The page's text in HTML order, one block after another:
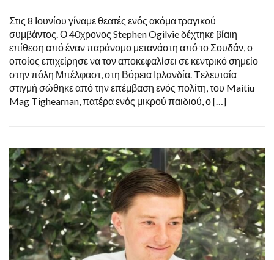
Στις 8 Ιουνίου γίναμε θεατές ενός ακόμα τραγικού
συμβάντος. Ο 40χρονος Stephen Ogilvie δέχτηκε βίαιη
επίθεση από έναν παράνομο μετανάστη από το Σουδάν, ο
οποίος επιχείρησε να τον αποκεφαλίσει σε κεντρικό σημείο
στην πόλη Μπέλφαστ, στη Βόρεια Ιρλανδία. Tελευταία
στιγμή σώθηκε από την επέμβαση ενός πολίτη, του Maitiu
Mag Tighearnan, πατέρα ενός μικρού παιδιού, ο […]